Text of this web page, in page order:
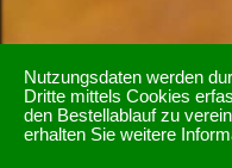
Nutzungsdaten werden
Dritte mittels Cookies
den Bestellablauf zu
erhalten Sie weitere